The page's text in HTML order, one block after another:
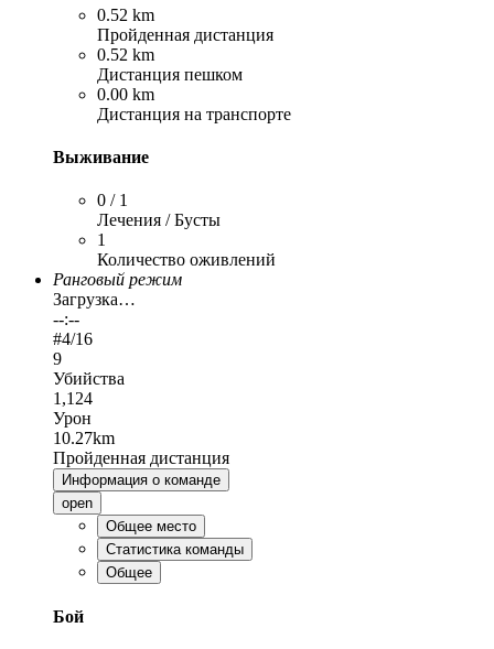
0.52 km
Пройденная дистанция
0.52 km
Дистанция пешком
0.00 km
Дистанция на транспорте
Выживание
0 / 1
Лечения / Бусты
1
Количество оживлений
Ранговый режим
Загрузка…
--:--
#4/16
9
Убийства
1,124
Урон
10.27km
Пройденная дистанция
Информация о команде
open
Общее место
Статистика команды
Общее
Бой